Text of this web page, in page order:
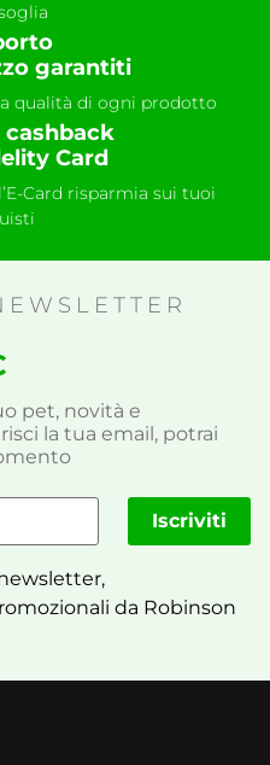
garantiti
qualità di ogni prodotto
Card
Card risparmia sui tuoi
pet, novità e
la tua email, potrai
da Robinson
Iscriviti